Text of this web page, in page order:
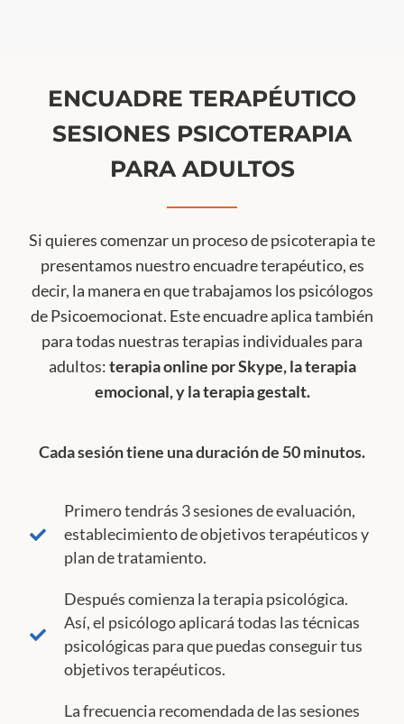
ENCUADRE TERAPÉUTICO
SESIONES PSICOTERAPIA
PARA ADULTOS
Si quieres comenzar un proceso de psicoterapia te
presentamos nuestro encuadre terapéutico, es
decir, la manera en que trabajamos los psicólogos
de Psicoemocionat. Este encuadre aplica también
para todas nuestras terapias individuales para
adultos:terapia online por Skype, la terapia
emocional, y la terapia gestalt.
Cada sesión tiene una duración de 50 minutos.
Primero tendrás 3 sesiones de evaluación,
establecimiento de objetivos terapéuticos y
plan de tratamiento.
Después comienza la terapia psicológica.
Así, el psicólogo aplicará todas las técnicas
psicológicas para que puedas conseguir tus
objetivos terapéuticos.
La frecuencia recomendada de las sesiones